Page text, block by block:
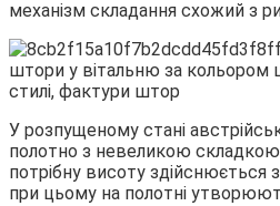
механізм складання схожий з
У розпущеному стані
полотно з невеликою складкою
потрібну висоту
при цьому на полотні